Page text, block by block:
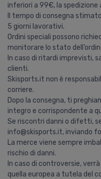
inferiori a 99€, la spedizione
Il tempo di consegna
5 giorni lavorativi.
Ordini speciali possono
monitorare lo stato
In caso di ritardi imprevisti,
clienti.
Skisports.it non è
corriere.
Dopo la consegna, ti
integro e corrispondente a
Se riscontri danni o difetti,
info@skisports.it, inviando
La merce viene sempre
rischio di danni.
In caso di controversie,
quella europea a tutela del